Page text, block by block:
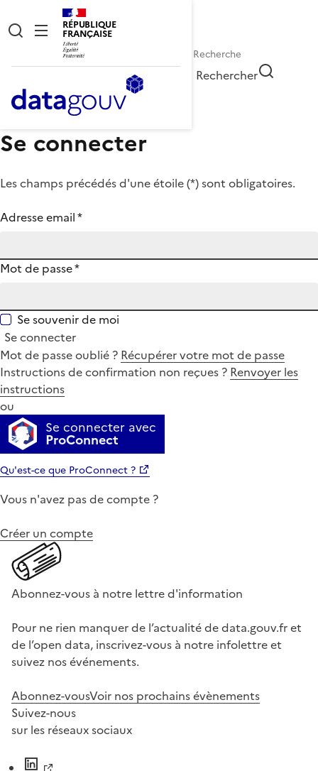
RÉPUBLIQUE
FRANÇAISE
Rechercher
Se connecter
Les champs précédés d'une étoile (*) sont obligatoires.
Adresse email*
Mot de passe*
Se souvenir de moi
Se connecter
Mot de passe oublié ? Récupérer votre mot de passe
Instructions de confirmation non reçues ? Renvoyer les
instructions
ou
Se connecter avec
ProConnect
Qu'est-ce que ProConnect ?
Vous n'avez pas de compte ?
Créer un compte
Abonnez-vous à notre lettre d'information
Pour ne rien manquer de l’actualité de data.gouv.fr et
de l’open data, inscrivez-vous à notre infolettre et
suivez nos événements.
Abonnez-vousVoir nos prochains évènements
Suivez-nous
sur les réseaux sociaux